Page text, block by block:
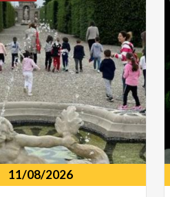
11/08/2026